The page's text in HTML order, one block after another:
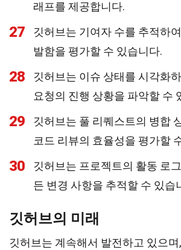
래프를 제공합니다.
27
깃허브는 기여자 수를 추적하
발함을 평가할 수 있습니다.
28
깃허브는 이슈 상태를 시각화
요청의 진행 상황을 파악할 수
29
깃허브는 풀 리퀘스트의 병합
코드 리뷰의 효율성을 평가할
30
깃허브는 프로젝트의 활동 로
든 변경 사항을 추적할 수 있습
깃허브의 미래
깃허브는 계속해서 발전하고 있으